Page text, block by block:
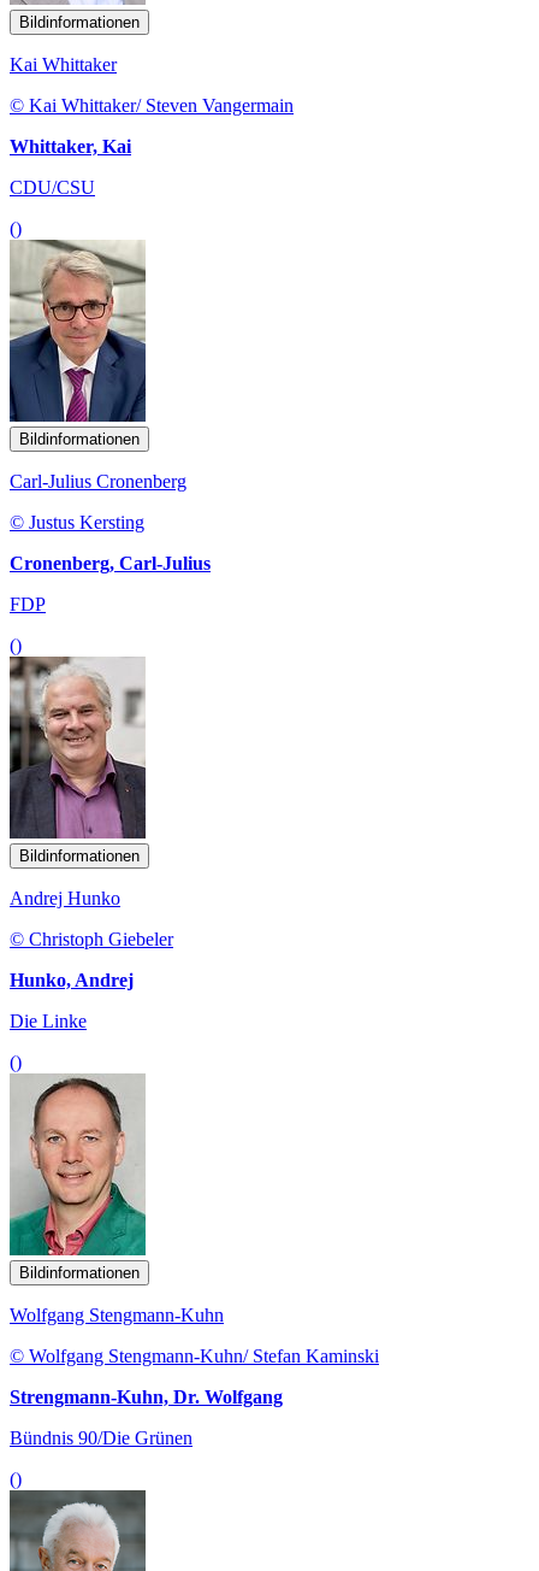
Bildinformationen
Kai Whittaker
© Kai Whittaker/ Steven Vangermain
Whittaker, Kai
CDU/CSU
()
Bildinformationen
Carl-Julius Cronenberg
© Justus Kersting
Cronenberg, Carl-Julius
FDP
()
Bildinformationen
Andrej Hunko
© Christoph Giebeler
Hunko, Andrej
Die Linke
()
Bildinformationen
Wolfgang Stengmann-Kuhn
© Wolfgang Stengmann-Kuhn/ Stefan Kaminski
Strengmann-Kuhn, Dr. Wolfgang
Bündnis 90/Die Grünen
()